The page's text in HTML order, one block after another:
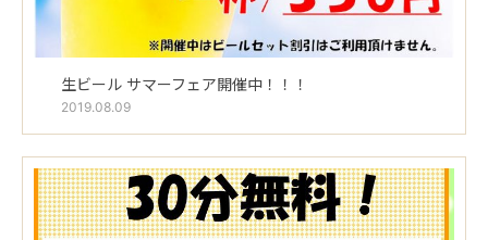
生ビール サマーフェア開催中！！！
2019.08.09